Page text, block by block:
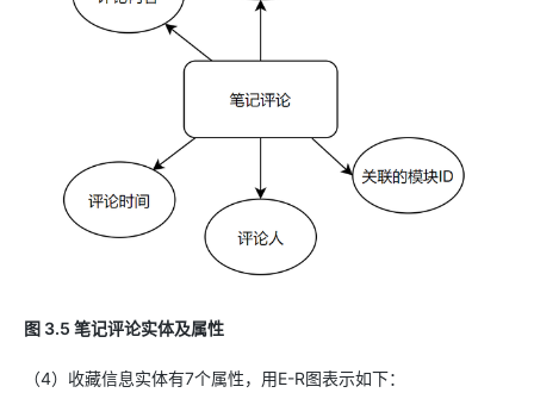
图 3.5 笔记评论实体及属性
（4）收藏信息实体有7个属性，用E-R图表示如下：